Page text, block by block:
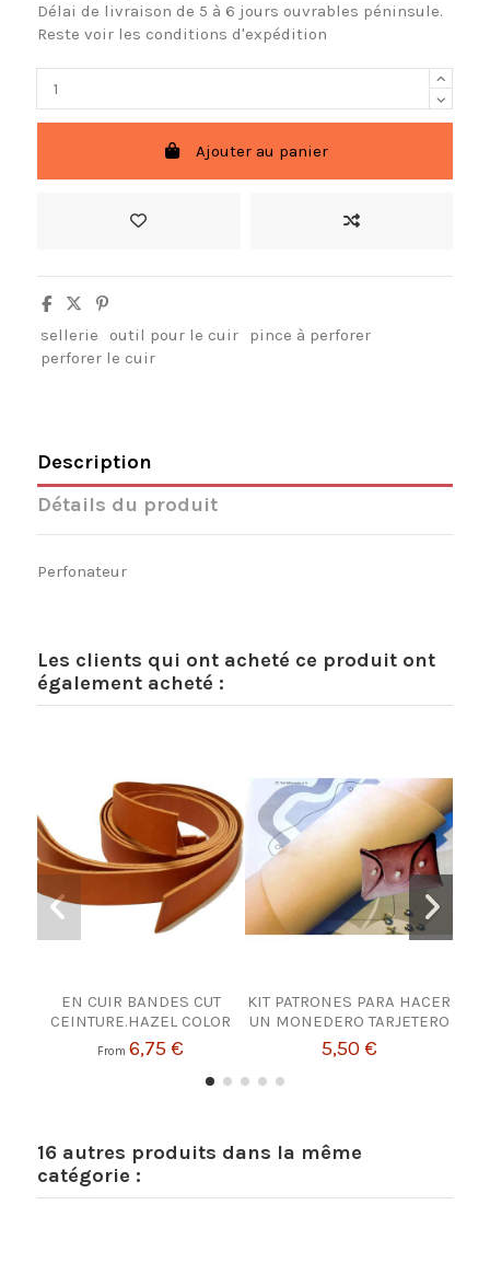
Délai de livraison de 5 à 6 jours ouvrables péninsule.
Reste voir les conditions d'expédition
Ajouter au panier
sellerie outil pour le cuir
pince à perforer
perforer le cuir
Description
Détails du produit
Perfonateur
Les clients qui ont acheté ce produit ont
également acheté :
EN CUIR BANDES CUT
CEINTURE.HAZEL COLOR
From6,75 €
KIT PATRONES PARA HACER
UN MONEDERO TARJETERO
5,50 €
16 autres produits dans la même
catégorie :